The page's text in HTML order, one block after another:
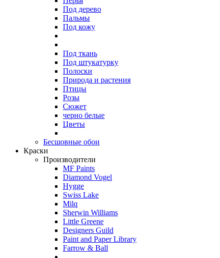
Под дерево
Пальмы
Под кожу
Под ткань
Под штукатурку
Полоски
Природа и растения
Птицы
Розы
Сюжет
черно белые
Цветы
Бесшовные обои
Краски
Производители
MF Paints
Diamond Vogel
Hygge
Swiss Lake
Milq
Sherwin Williams
Little Greene
Designers Guild
Paint and Paper Library
Farrow & Ball